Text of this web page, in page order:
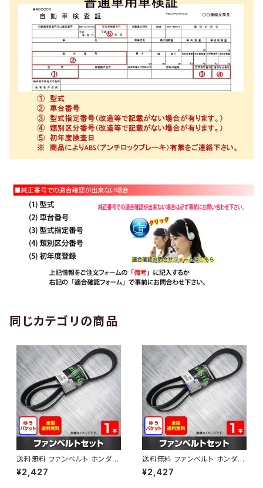
同じカテゴリの商品
送料無料 ファンベルト ホンダ
ゼスト 型式JE1 H18.03～H24.
11 （国内トップメーカー） 1本 H
¥2,427
送料無料 ファンベルト ホンダ ラ
イフ 型式JB6 H15.09～H20.1
1 （国内トップメーカー） 1本 HA
¥2,427